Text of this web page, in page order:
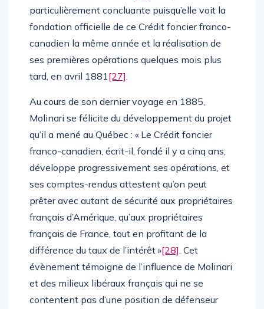
particulièrement concluante puisqu’elle voit la
fondation officielle de ce Crédit foncier franco-
canadien la même année et la réalisation de
ses premières opérations quelques mois plus
tard, en avril 1881[27]
Au cours de son dernier voyage en 1885,
Molinari se félicite du développement du projet
qu’il a mené au Québec : « Le Crédit foncier
franco-canadien, écrit-il, fondé il y a cinq ans,
développe progressivement ses opérations, et
ses comptes-rendus attestent qu’on peut
prêter avec autant de sécurité aux propriétaires
français d’Amérique, qu’aux propriétaires
français de France, tout en profitant de la
différence du taux de l’intérêt »[28] . Cet
évènement témoigne de l’influence de Molinari
et des milieux libéraux français qui ne se
contentent pas d’une position de défenseur